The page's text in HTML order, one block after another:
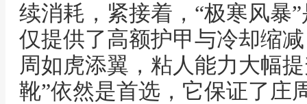
续消耗，紧接着，“极寒风暴
仅提供了高额护甲与冷却缩
周如虎添翼，粘人能力大幅
靴”依然是首选，它保证了庄